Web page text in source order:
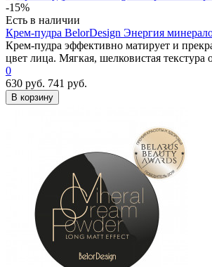
-15%
Есть в наличии
Крем-пудра BelorDesign Энергия
Крем-пудра эффективно матирует и
цвет лица. Мягкая, шелковистая текстура
0
630 руб. 741 руб.
В корзину